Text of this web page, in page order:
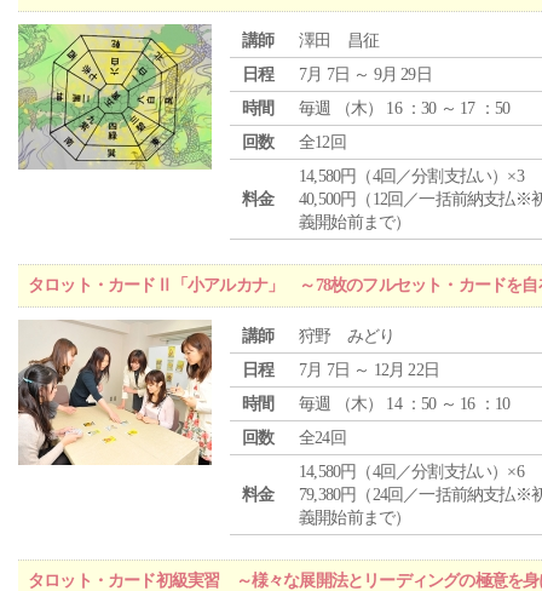
講師
澤田 昌征
日程
7月 7日 ～ 9月 29日
時間
毎週 （木） 16 ：30 ～ 17 ：50
回数
全12回
料金
14,580円（4回／分割支払い）×3
40,500円（12回／一括前納支払※
義開始前まで）
タロット・カードⅡ「小アルカナ」 ～78枚のフルセット・カードを自
講師
狩野 みどり
日程
7月 7日 ～ 12月 22日
時間
毎週 （木） 14 ：50 ～ 16 ：10
回数
全24回
料金
14,580円（4回／分割支払い）×6
79,380円（24回／一括前納支払※
義開始前まで）
タロット・カード初級実習 ～様々な展開法とリーディングの極意を身